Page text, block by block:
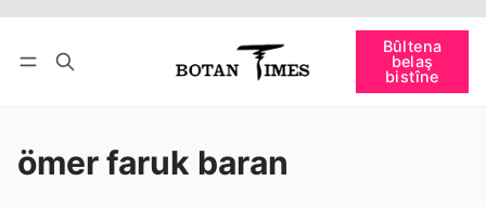
Bûltena
belaş
bistîne
bişopîne
ömer faruk baran